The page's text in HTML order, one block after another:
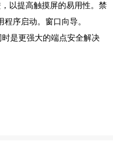
以提高触摸屏的易用性。禁
程序启动。窗口向导。
时是更强大的端点安全解决